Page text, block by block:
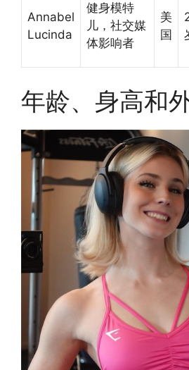
Annabel
Lucinda
健身模特
儿，社交媒
体影响者
美
国
年龄、身高和